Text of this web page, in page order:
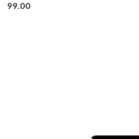
Cena:
Cena:
99.00